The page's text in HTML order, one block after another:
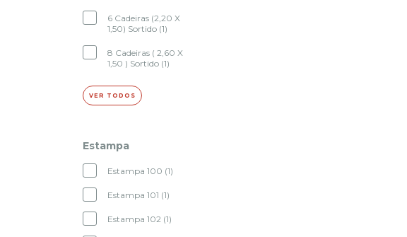
6 Cadeiras (2,20 X
1,50) Sortido (1)
8 Cadeiras ( 2,60 X
1,50 ) Sortido (1)
VER TODOS
Estampa
Estampa 100 (1)
Estampa 101 (1)
Estampa 102 (1)